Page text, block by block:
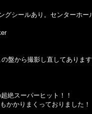
グシールあり。センターホー
盤から撮影し直してありま
絶スーパーヒット！！
かかりまくっておりました！